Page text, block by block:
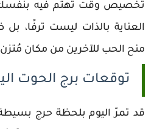
تخصيص وقت تهتم فيه
العناية بالذات ليست ترفًا، بل
منح الحب للآخرين من مكان
توقعات برج الحوت
قد تمرّ اليوم بلحظة حرج